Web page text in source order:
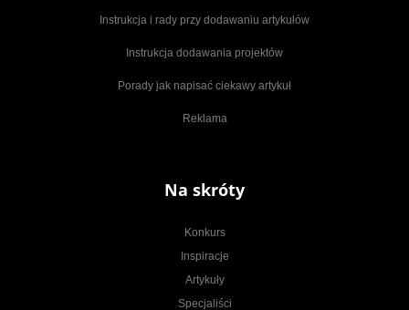
Instrukcja i rady przy dodawaniu artykułów
Instrukcja dodawania projektów
Porady jak napisać ciekawy artykuł
Reklama
Na skróty
Konkurs
Inspiracje
Artykuły
Specjaliści